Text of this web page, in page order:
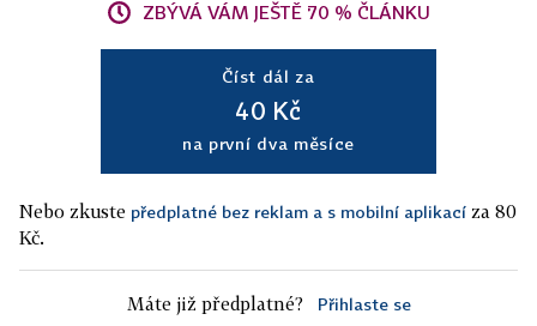
ZBÝVÁ VÁM JEŠTĚ 70 % ČLÁNKU
Číst dál za
40 Kč
na první dva měsíce
Nebo zkuste předplatné bez reklam a s mobilní aplikací za 80
Kč.
Máte již předplatné? Přihlaste se